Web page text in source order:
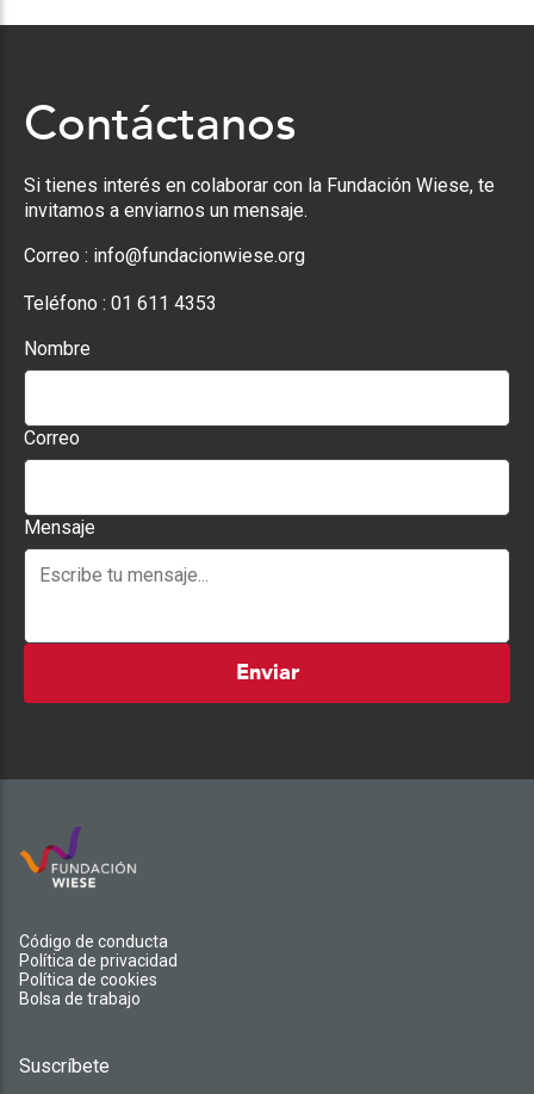
Contáctanos
Si tienes interés en colaborar con la Fundación Wiese, te
invitamos a enviarnos un mensaje.
Correo : info@fundacionwiese.org
Teléfono : 01 611 4353
Nombre
Correo
Mensaje
Enviar
Código de conducta
Política de privacidad
Política de cookies
Bolsa de trabajo
Suscríbete